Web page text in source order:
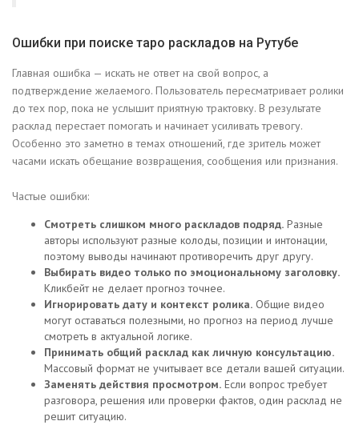
Ошибки при поиске таро раскладов на Рутубе
Главная ошибка — искать не ответ на свой вопрос, а
подтверждение желаемого. Пользователь пересматривает ролики
до тех пор, пока не услышит приятную трактовку. В результате
расклад перестает помогать и начинает усиливать тревогу.
Особенно это заметно в темах отношений, где зритель может
часами искать обещание возвращения, сообщения или признания.
Частые ошибки:
Смотреть слишком много раскладов подряд. Разные
авторы используют разные колоды, позиции и интонации,
поэтому выводы начинают противоречить друг другу.
Выбирать видео только по эмоциональному заголовку.
Кликбейт не делает прогноз точнее.
Игнорировать дату и контекст ролика. Общие видео
могут оставаться полезными, но прогноз на период лучше
смотреть в актуальной логике.
Принимать общий расклад как личную консультацию.
Массовый формат не учитывает все детали вашей ситуации.
Заменять действия просмотром. Если вопрос требует
разговора, решения или проверки фактов, один расклад не
решит ситуацию.